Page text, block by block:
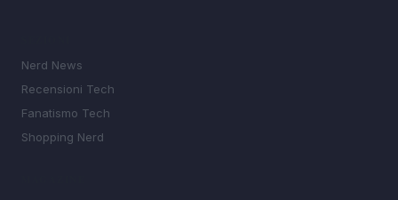
Nerd News
Recensioni Tech
Fanatismo Tech
Shopping Nerd